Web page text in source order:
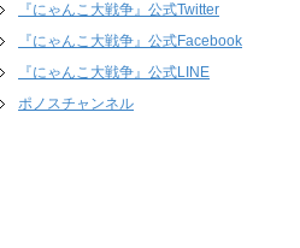
『にゃんこ大戦争』公式Twitter
『にゃんこ大戦争』公式Facebook
『にゃんこ大戦争』公式LINE
ポノスチャンネル